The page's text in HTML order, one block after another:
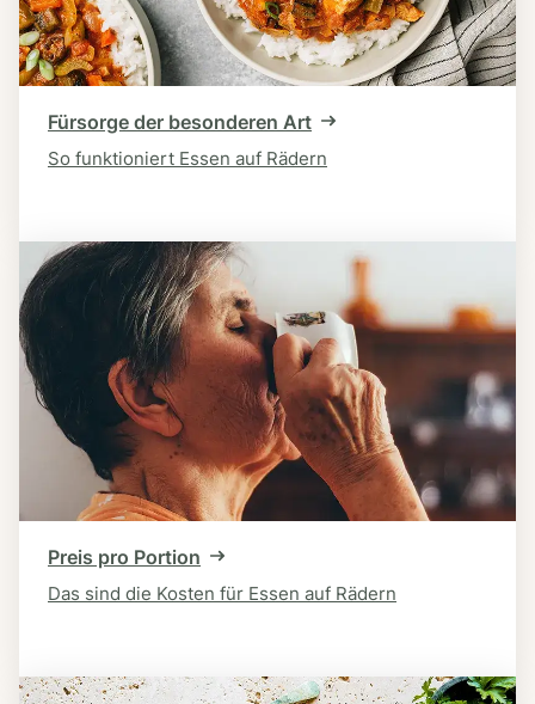
Fürsorge der besonderen Art
So funktioniert Essen auf Rädern
Preis pro Portion
Das sind die Kosten für Essen auf Rädern